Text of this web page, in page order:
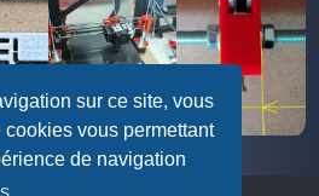
sur ce site, vous
vous permettant
de navigation